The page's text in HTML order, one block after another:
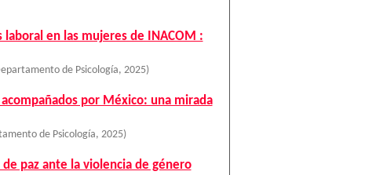
en las mujeres de INACOM :
de Psicología, 2025)
por México: una mirada
de Psicología, 2025)
paz ante la violencia de género